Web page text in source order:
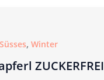
Süsses, Winter
ZUCKERFREI